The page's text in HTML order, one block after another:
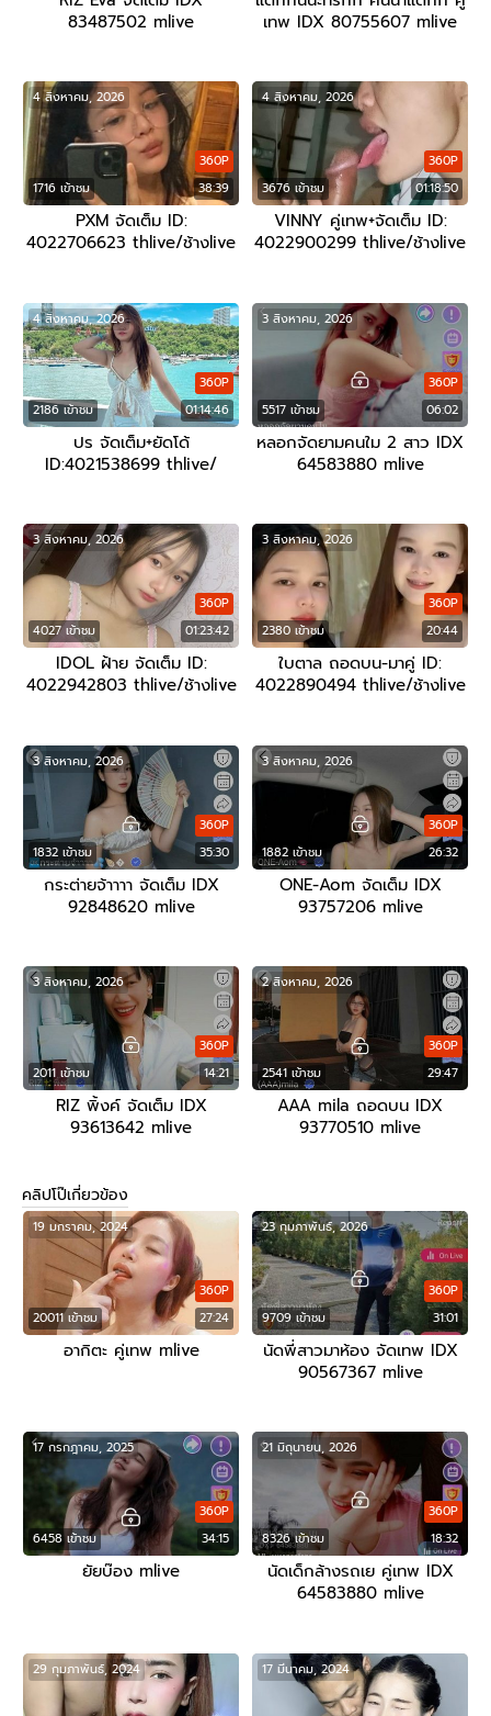
83487502 mlive
เทพ IDX 80755607 mlive
1716 เข้าชม 38:39
360P
4 สิงหาคม, 2026
PXM จัดเต็ม ID:
4022706623 thlive/ช้างlive
3676 เข้าชม 01:18:50
360P
4 สิงหาคม, 2026
VINNY คู่เทพ+จัดเต็ม ID:
4022900299 thlive/ช้างlive
2186 เข้าชม 01:14:46
360P
4 สิงหาคม, 2026
ปร จัดเต็ม+ยัดโด้
ID:4021538699 thlive/
5517 เข้าชม 06:02
360P
3 สิงหาคม, 2026
หลอกจัดยามคนใม 2 สาว IDX
64583880 mlive
4027 เข้าชม 01:23:42
360P
3 สิงหาคม, 2026
IDOL ฝ้าย จัดเต็ม ID:
4022942803 thlive/ช้างlive
2380 เข้าชม 20:44
360P
3 สิงหาคม, 2026
ใบตาล ถอดบน-มาคู่ ID:
4022890494 thlive/ช้างlive
1832 เข้าชม 35:30
360P
3 สิงหาคม, 2026
กระต่ายจ้าาาา จัดเต็ม IDX
92848620 mlive
1882 เข้าชม 26:32
360P
3 สิงหาคม, 2026
ONE-Aom จัดเต็ม IDX
93757206 mlive
2011 เข้าชม 14:21
360P
3 สิงหาคม, 2026
RIZ พิ้งค์ จัดเต็ม IDX
93613642 mlive
2541 เข้าชม 29:47
360P
2 สิงหาคม, 2026
AAA mila ถอดบน IDX
93770510 mlive
คลิปโป๊เกี่ยวข้อง
20011 เข้าชม 27:24
360P
19 มกราคม, 2024
อากิตะ คู่เทพ mlive
9709 เข้าชม 31:01
360P
23 กุมภาพันธ์, 2026
นัดพี่สาวมาห้อง จัดเทพ IDX
90567367 mlive
6458 เข้าชม 34:15
360P
17 กรกฎาคม, 2025
ยัยบ๊อง mlive
8326 เข้าชม 18:32
360P
21 มิถุนายน, 2026
นัดเด็กล้างรถเย คู่เทพ IDX
64583880 mlive
29 กุมภาพันธ์, 2024 17 มีนาคม, 2024